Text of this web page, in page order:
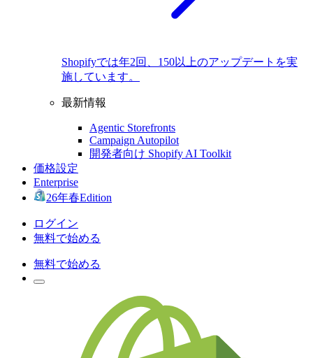
Shopifyでは年2回、150以上のアップデートを実
施しています。
最新情報
Agentic Storefronts
Campaign Autopilot
開発者向け Shopify AI Toolkit
価格設定
Enterprise
26年春Edition
ログイン
無料で始める
無料で始める